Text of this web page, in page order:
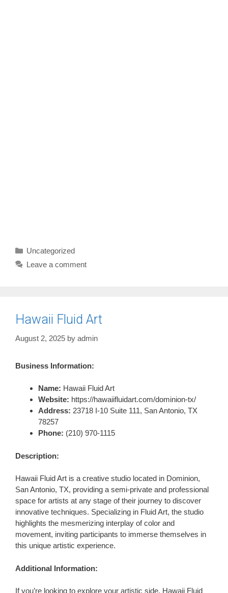
Categories
Uncategorized
Leave a comment
Hawaii Fluid Art
August 2, 2025 by admin
Business Information:
Name: Hawaii Fluid Art
Website: https://hawaiifluidart.com/dominion-tx/
Address: 23718 I-10 Suite 111, San Antonio, TX
78257
Phone: (210) 970-1115
Description:
Hawaii Fluid Art is a creative studio located in Dominion,
San Antonio, TX, providing a semi-private and professional
space for artists at any stage of their journey to discover
innovative techniques. Specializing in Fluid Art, the studio
highlights the mesmerizing interplay of color and
movement, inviting participants to immerse themselves in
this unique artistic experience.
Additional Information:
If you’re looking to explore your artistic side, Hawaii Fluid